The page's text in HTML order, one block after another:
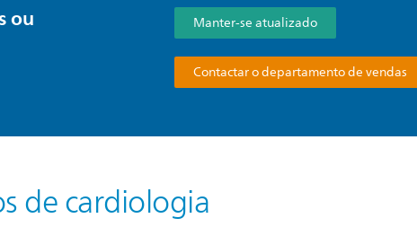
ou Manter-se atualizado
Contactar o departamento de vendas
de cardiologia